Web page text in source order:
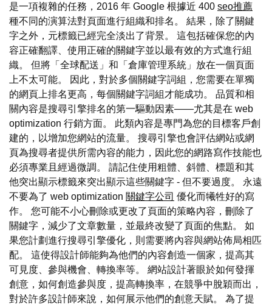
是一項複雜的任務，2016 年 Google 根據近 400 seo推薦
種不同的演算法對頁面進行組織和排名。 結果，除了關鍵
字之外，元標籤已經完全淡出了背景。 這包括確保您的內
容正確翻譯、使用正確的關鍵字並以最有效的方式進行組
織。 但將「全球配送」和「倉庫管理系統」放在一個頁面
上不太可能。 因此，對於多個關鍵字詞組，您需要在單獨
的網頁上排名更高，每個關鍵字詞組才能成功。 品質和相
關內容是搜尋引擎排名的第一驅動因素——尤其是在 web
optimization 行銷方面。 此類內容是專門為您的目標客戶創
建的，以增加您網站的流量。 搜尋引擎也會評估網站或網
頁為搜尋者提供所需內容的能力，因此您的網路寫作技能也
必須專業且經過微調。 請記住使用粗體、斜體、標題和其
他突出顯示標籤來突出顯示這些關鍵字 - 但不要過度。 永遠
不要為了 web optimization 關鍵字公司 優化而犧牲好的寫
作。 您可能不小心刪除或更改了頁面的策略內容，刪除了
關鍵字，減少了文章數量，並最終改變了頁面的焦點。 如
果您計劃進行搜尋引擎優化，則需要將內容與網站佈局相匹
配。 這使得設計師能夠為他們的內容創造一個家，提高其
可見度、參與機會、轉換率等。 網站設計著眼於如何發揮
創意，如何創造參與度，提高轉換率，在競爭中脫穎而出，
對於許多設計師來說，如何展示他們的創意天賦。 為了提